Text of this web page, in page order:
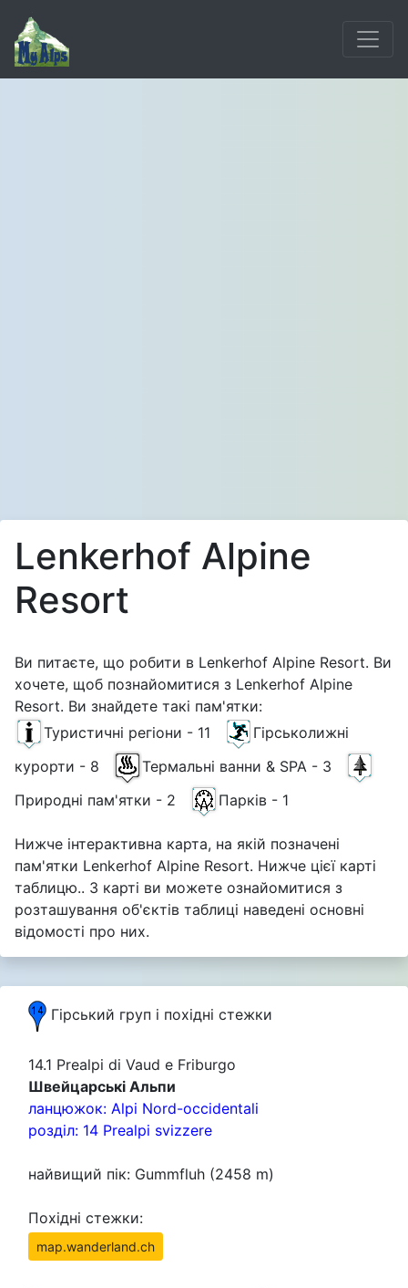
Lenkerhof Alpine
Resort
Ви питаєте, що робити в Lenkerhof Alpine Resort. Ви
хочете, щоб познайомитися з Lenkerhof Alpine
Resort. Ви знайдете такі пам'ятки:
Туристичні регіони - 11
Гірськолижні
курорти - 8
Термальні ванни & SPA - 3
Природні пам'ятки - 2
Парків - 1
Нижче інтерактивна карта, на якій позначені
пам'ятки Lenkerhof Alpine Resort. Нижче цієї карті
таблицю.. З карті ви можете ознайомитися з
розташування об'єктів таблиці наведені основні
відомості про них.
Гірський груп i похідні стежки
14.1 Prealpi di Vaud e Friburgo
Швейцарські Альпи
ланцюжок: Alpi Nord-occidentali
розділ: 14 Prealpi svizzere
найвищий пік: Gummfluh (2458 m)
Похідні стежки:
map.wanderland.ch